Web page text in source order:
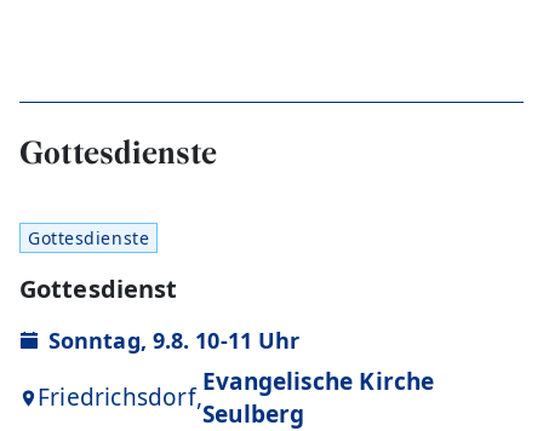
Gottesdienste
Gottesdienste
Gottesdienst
Sonntag, 9.8. 10-11 Uhr
Friedrichsdorf,
Evangelische Kirche
Seulberg